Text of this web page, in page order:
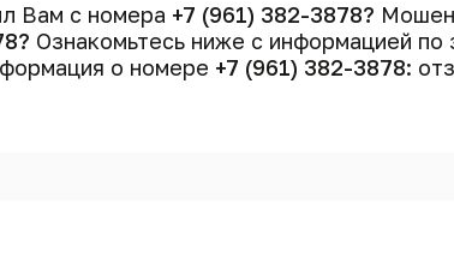
Вам с номера +7 (961) 382-3878?
Ознакомьтесь ниже с информацией
о номере +7 (961) 382-3878: